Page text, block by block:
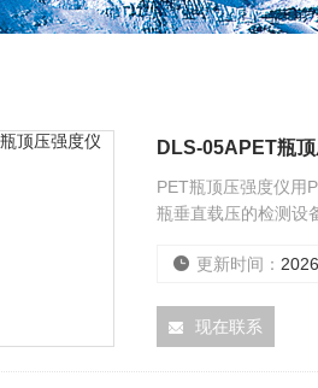
DLS-05APET瓶
PET瓶顶压强度仪用
瓶垂直载压的检测设
更新时间：
现在联系